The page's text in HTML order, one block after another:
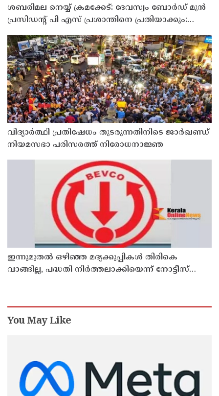
ശബരിമല നെയ്യ് ക്രമക്കേട്: ദേവസ്വം ബോര്‍ഡ് മുന്‍
പ്രസിഡന്റ് പി എസ് പ്രശാന്തിനെ പ്രതിയാക്കും:
വിദ്യാര്‍ത്ഥി പ്രതിഷേധം തുടരുന്നതിനിടെ ജാര്‍ഖണ്ഡ്
നിയമസഭാ പരിസരത്ത് നിരോധനാജ്ഞ
ഇന്നുമുതല്‍ ഒഴിഞ്ഞ മദ്യക്കുപ്പികള്‍ തിരികെ
വാങ്ങില്ല, പദ്ധതി നിര്‍ത്തലാക്കിയെന്ന് നോട്ടീസ്
You May Like